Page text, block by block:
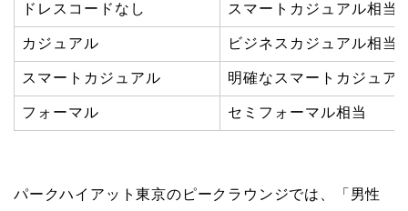
ドレスコードなし スマートカジュアル相当
カジュアル ビジネスカジュアル相当
スマートカジュアル 明確なスマートカジュア
フォーマル セミフォーマル相当
パークハイアット東京のピークラウンジでは、「男性